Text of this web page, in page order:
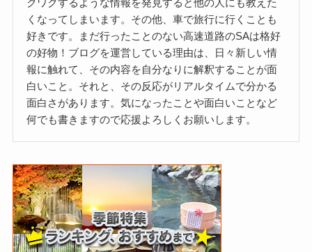
くなってしまいます。その他、車で旅行に行くことも
好きです。まだ行ったことのない高速道路のSAは格好
の好物！ブログを運営している理由は、日々新しい情
報に触れて、その内容を自分なりに解釈することが面
白いこと。それと、その反応がリアルタイムで分かる
面白さがあります。気になったことや面白いことなど
何でも書きますので応援よろしくお願いします。